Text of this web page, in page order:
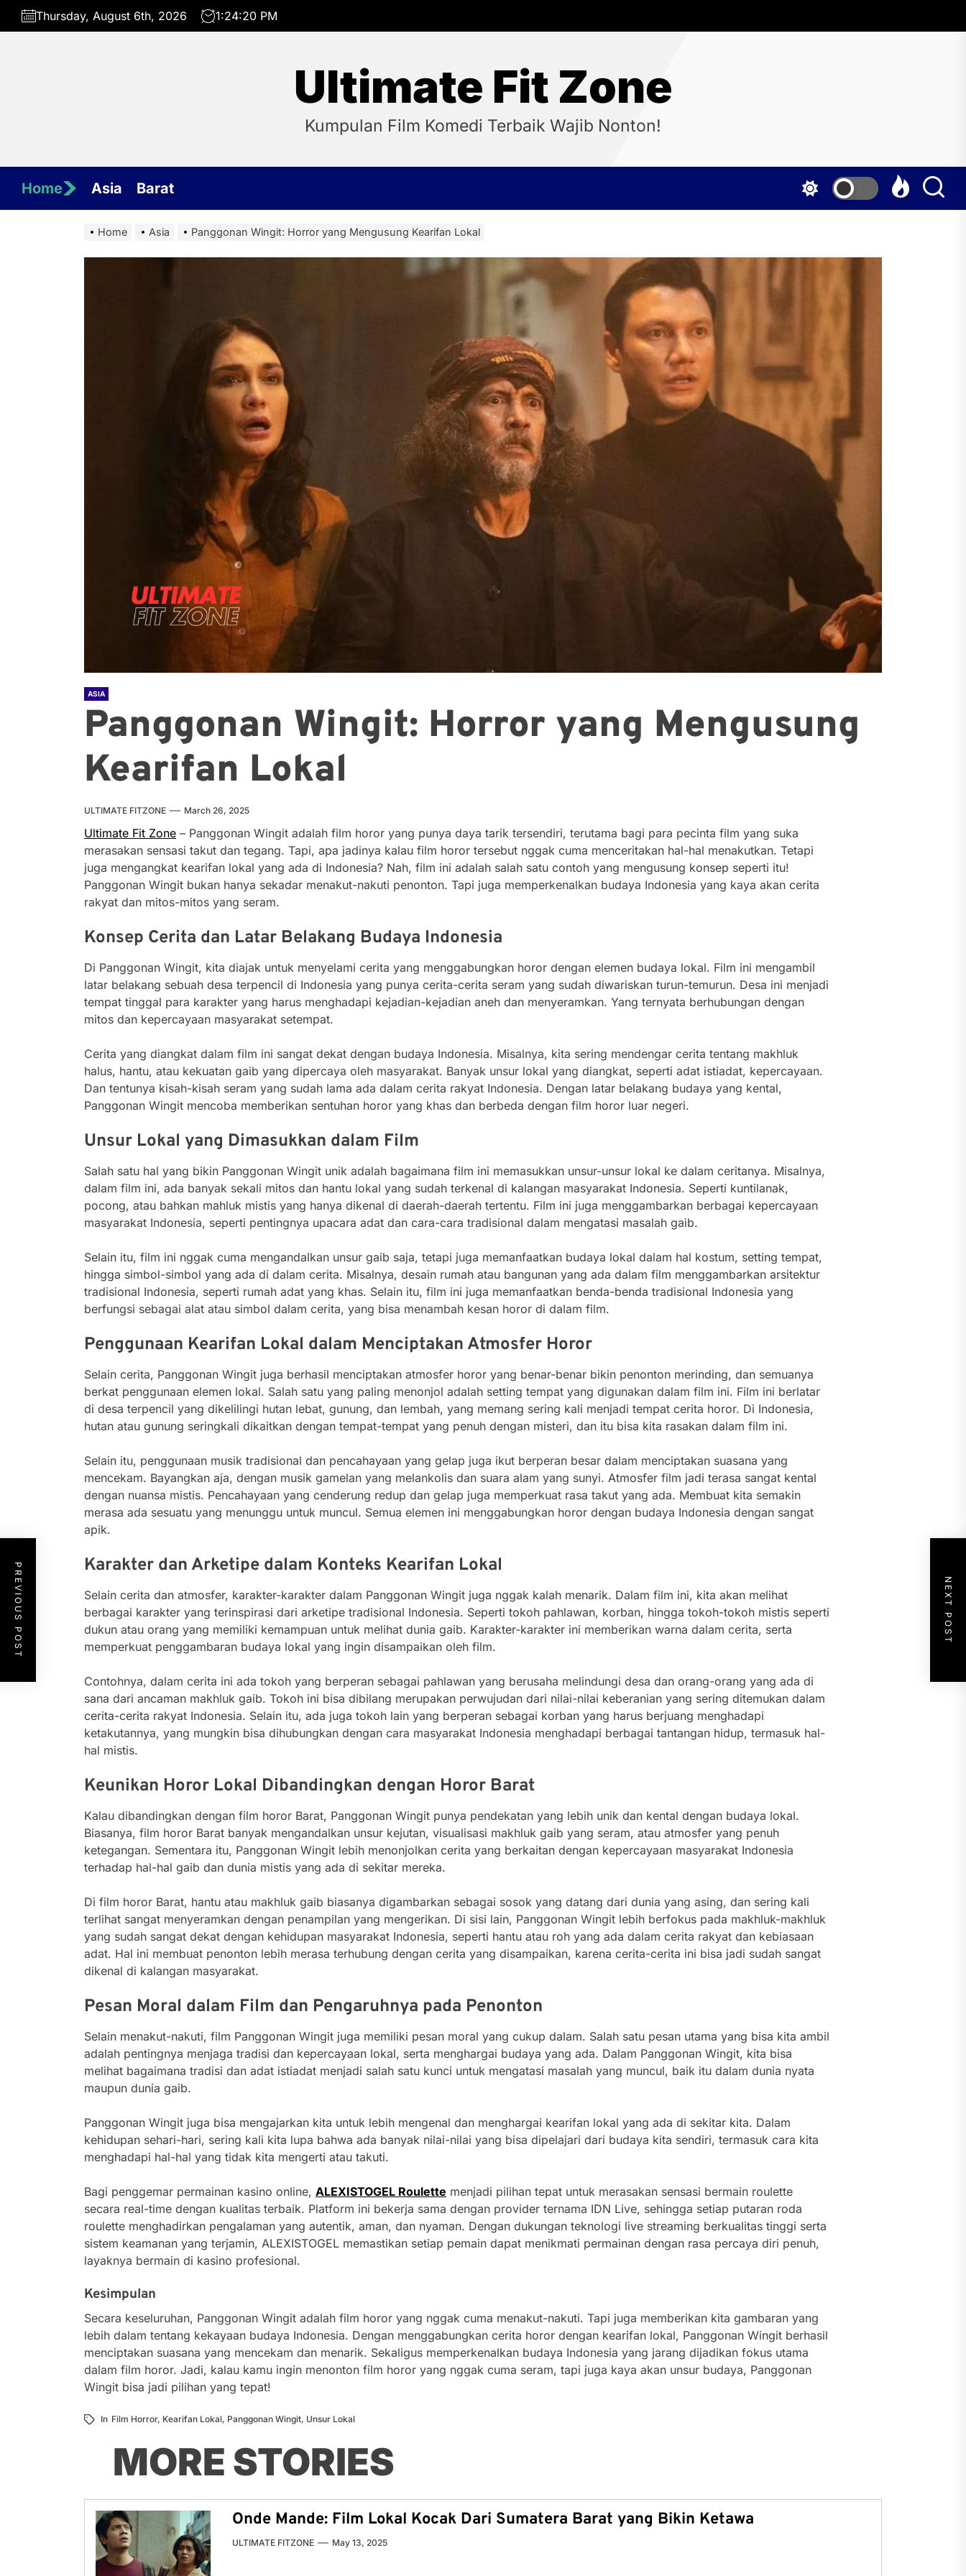
Skip
Thursday, August 6th, 2026 1:24:21 PM
Ultimate Fit Zone
Kumpulan Film Komedi Terbaik Wajib Nonton!
Home Asia Barat
Home Asia Panggonan Wingit: Horror yang Mengusung Kearifan Lokal
ASIA
Panggonan Wingit: Horror yang Mengusung
Kearifan Lokal
ULTIMATE FITZONE March 26, 2025
Ultimate Fit Zone – Panggonan Wingit adalah film horor yang punya daya tarik tersendiri, terutama bagi para pecinta film yang suka
merasakan sensasi takut dan tegang. Tapi, apa jadinya kalau film horor tersebut nggak cuma menceritakan hal-hal menakutkan. Tetapi
juga mengangkat kearifan lokal yang ada di Indonesia? Nah, film ini adalah salah satu contoh yang mengusung konsep seperti itu!
Panggonan Wingit bukan hanya sekadar menakut-nakuti penonton. Tapi juga memperkenalkan budaya Indonesia yang kaya akan cerita
rakyat dan mitos-mitos yang seram.
Konsep Cerita dan Latar Belakang Budaya Indonesia
Di Panggonan Wingit, kita diajak untuk menyelami cerita yang menggabungkan horor dengan elemen budaya lokal. Film ini mengambil
latar belakang sebuah desa terpencil di Indonesia yang punya cerita-cerita seram yang sudah diwariskan turun-temurun. Desa ini menjadi
tempat tinggal para karakter yang harus menghadapi kejadian-kejadian aneh dan menyeramkan. Yang ternyata berhubungan dengan
mitos dan kepercayaan masyarakat setempat.
Cerita yang diangkat dalam film ini sangat dekat dengan budaya Indonesia. Misalnya, kita sering mendengar cerita tentang makhluk
halus, hantu, atau kekuatan gaib yang dipercaya oleh masyarakat. Banyak unsur lokal yang diangkat, seperti adat istiadat, kepercayaan.
Dan tentunya kisah-kisah seram yang sudah lama ada dalam cerita rakyat Indonesia. Dengan latar belakang budaya yang kental,
Panggonan Wingit mencoba memberikan sentuhan horor yang khas dan berbeda dengan film horor luar negeri.
Unsur Lokal yang Dimasukkan dalam Film
Salah satu hal yang bikin Panggonan Wingit unik adalah bagaimana film ini memasukkan unsur-unsur lokal ke dalam ceritanya. Misalnya,
dalam film ini, ada banyak sekali mitos dan hantu lokal yang sudah terkenal di kalangan masyarakat Indonesia. Seperti kuntilanak,
pocong, atau bahkan mahluk mistis yang hanya dikenal di daerah-daerah tertentu. Film ini juga menggambarkan berbagai kepercayaan
masyarakat Indonesia, seperti pentingnya upacara adat dan cara-cara tradisional dalam mengatasi masalah gaib.
Selain itu, film ini nggak cuma mengandalkan unsur gaib saja, tetapi juga memanfaatkan budaya lokal dalam hal kostum, setting tempat,
hingga simbol-simbol yang ada di dalam cerita. Misalnya, desain rumah atau bangunan yang ada dalam film menggambarkan arsitektur
tradisional Indonesia, seperti rumah adat yang khas. Selain itu, film ini juga memanfaatkan benda-benda tradisional Indonesia yang
berfungsi sebagai alat atau simbol dalam cerita, yang bisa menambah kesan horor di dalam film.
Penggunaan Kearifan Lokal dalam Menciptakan Atmosfer Horor
Selain cerita, Panggonan Wingit juga berhasil menciptakan atmosfer horor yang benar-benar bikin penonton merinding, dan semuanya
berkat penggunaan elemen lokal. Salah satu yang paling menonjol adalah setting tempat yang digunakan dalam film ini. Film ini berlatar
di desa terpencil yang dikelilingi hutan lebat, gunung, dan lembah, yang memang sering kali menjadi tempat cerita horor. Di Indonesia,
hutan atau gunung seringkali dikaitkan dengan tempat-tempat yang penuh dengan misteri, dan itu bisa kita rasakan dalam film ini.
Selain itu, penggunaan musik tradisional dan pencahayaan yang gelap juga ikut berperan besar dalam menciptakan suasana yang
mencekam. Bayangkan aja, dengan musik gamelan yang melankolis dan suara alam yang sunyi. Atmosfer film jadi terasa sangat kental
dengan nuansa mistis. Pencahayaan yang cenderung redup dan gelap juga memperkuat rasa takut yang ada. Membuat kita semakin
merasa ada sesuatu yang menunggu untuk muncul. Semua elemen ini menggabungkan horor dengan budaya Indonesia dengan sangat
apik.
Karakter dan Arketipe dalam Konteks Kearifan Lokal
Selain cerita dan atmosfer, karakter-karakter dalam Panggonan Wingit juga nggak kalah menarik. Dalam film ini, kita akan melihat
berbagai karakter yang terinspirasi dari arketipe tradisional Indonesia. Seperti tokoh pahlawan, korban, hingga tokoh-tokoh mistis seperti
dukun atau orang yang memiliki kemampuan untuk melihat dunia gaib. Karakter-karakter ini memberikan warna dalam cerita, serta
memperkuat penggambaran budaya lokal yang ingin disampaikan oleh film.
Contohnya, dalam cerita ini ada tokoh yang berperan sebagai pahlawan yang berusaha melindungi desa dan orang-orang yang ada di
sana dari ancaman makhluk gaib. Tokoh ini bisa dibilang merupakan perwujudan dari nilai-nilai keberanian yang sering ditemukan dalam
cerita-cerita rakyat Indonesia. Selain itu, ada juga tokoh lain yang berperan sebagai korban yang harus berjuang menghadapi
ketakutannya, yang mungkin bisa dihubungkan dengan cara masyarakat Indonesia menghadapi berbagai tantangan hidup, termasuk hal-
hal mistis.
Keunikan Horor Lokal Dibandingkan dengan Horor Barat
Kalau dibandingkan dengan film horor Barat, Panggonan Wingit punya pendekatan yang lebih unik dan kental dengan budaya lokal.
Biasanya, film horor Barat banyak mengandalkan unsur kejutan, visualisasi makhluk gaib yang seram, atau atmosfer yang penuh
ketegangan. Sementara itu, Panggonan Wingit lebih menonjolkan cerita yang berkaitan dengan kepercayaan masyarakat Indonesia
terhadap hal-hal gaib dan dunia mistis yang ada di sekitar mereka.
Di film horor Barat, hantu atau makhluk gaib biasanya digambarkan sebagai sosok yang datang dari dunia yang asing, dan sering kali
terlihat sangat menyeramkan dengan penampilan yang mengerikan. Di sisi lain, Panggonan Wingit lebih berfokus pada makhluk-makhluk
yang sudah sangat dekat dengan kehidupan masyarakat Indonesia, seperti hantu atau roh yang ada dalam cerita rakyat dan kebiasaan
adat. Hal ini membuat penonton lebih merasa terhubung dengan cerita yang disampaikan, karena cerita-cerita ini bisa jadi sudah sangat
dikenal di kalangan masyarakat.
Pesan Moral dalam Film dan Pengaruhnya pada Penonton
Selain menakut-nakuti, film Panggonan Wingit juga memiliki pesan moral yang cukup dalam. Salah satu pesan utama yang bisa kita ambil
adalah pentingnya menjaga tradisi dan kepercayaan lokal, serta menghargai budaya yang ada. Dalam Panggonan Wingit, kita bisa
melihat bagaimana tradisi dan adat istiadat menjadi salah satu kunci untuk mengatasi masalah yang muncul, baik itu dalam dunia nyata
maupun dunia gaib.
Panggonan Wingit juga bisa mengajarkan kita untuk lebih mengenal dan menghargai kearifan lokal yang ada di sekitar kita. Dalam
kehidupan sehari-hari, sering kali kita lupa bahwa ada banyak nilai-nilai yang bisa dipelajari dari budaya kita sendiri, termasuk cara kita
menghadapi hal-hal yang tidak kita mengerti atau takuti.
Bagi penggemar permainan kasino online, ALEXISTOGEL Roulette menjadi pilihan tepat untuk merasakan sensasi bermain roulette
secara real-time dengan kualitas terbaik. Platform ini bekerja sama dengan provider ternama IDN Live, sehingga setiap putaran roda
roulette menghadirkan pengalaman yang autentik, aman, dan nyaman. Dengan dukungan teknologi live streaming berkualitas tinggi serta
sistem keamanan yang terjamin, ALEXISTOGEL memastikan setiap pemain dapat menikmati permainan dengan rasa percaya diri penuh,
layaknya bermain di kasino profesional.
Kesimpulan
Secara keseluruhan, Panggonan Wingit adalah film horor yang nggak cuma menakut-nakuti. Tapi juga memberikan kita gambaran yang
lebih dalam tentang kekayaan budaya Indonesia. Dengan menggabungkan cerita horor dengan kearifan lokal, Panggonan Wingit berhasil
menciptakan suasana yang mencekam dan menarik. Sekaligus memperkenalkan budaya Indonesia yang jarang dijadikan fokus utama
dalam film horor. Jadi, kalau kamu ingin menonton film horor yang nggak cuma seram, tapi juga kaya akan unsur budaya, Panggonan
Wingit bisa jadi pilihan yang tepat!
In Film Horror, Kearifan Lokal, Panggonan Wingit, Unsur Lokal
PREVIOUS POST NEXT POST
MORE STORIES
Onde Mande: Film Lokal Kocak Dari Sumatera Barat yang Bikin Ketawa
ULTIMATE FITZONE May 13, 2025